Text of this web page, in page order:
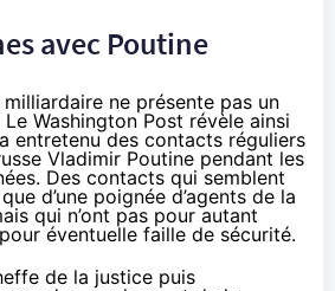
avec Poutine
milliardaire ne présente pas un
Washington Post révèle ainsi
entretenu des contacts réguliers
Vladimir Poutine pendant les
Des contacts qui semblent
d’une poignée d’agents de la
qui n’ont pas pour autant
éventuelle faille de sécurité.
de la justice puis